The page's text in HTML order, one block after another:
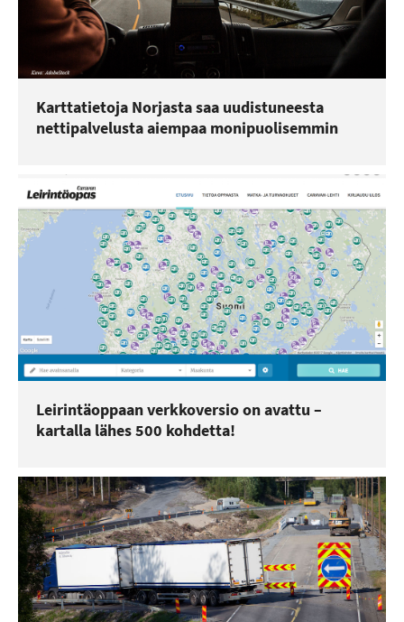
Karttatietoja Norjasta saa uudistuneesta
nettipalvelusta aiempaa monipuolisemmin
Leirintäoppaan verkkoversio on avattu –
kartalla lähes 500 kohdetta!